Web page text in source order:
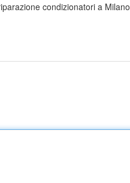
condizionatori a Milano